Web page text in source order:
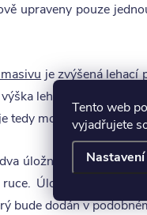
Tento web
vyjadřujete
Nastavení
upraveny pouze
je zvýšená lehací
lehací plochy cca
tedy možné libovolně
úložné prostory,
Úložný prostor
bude dodán v